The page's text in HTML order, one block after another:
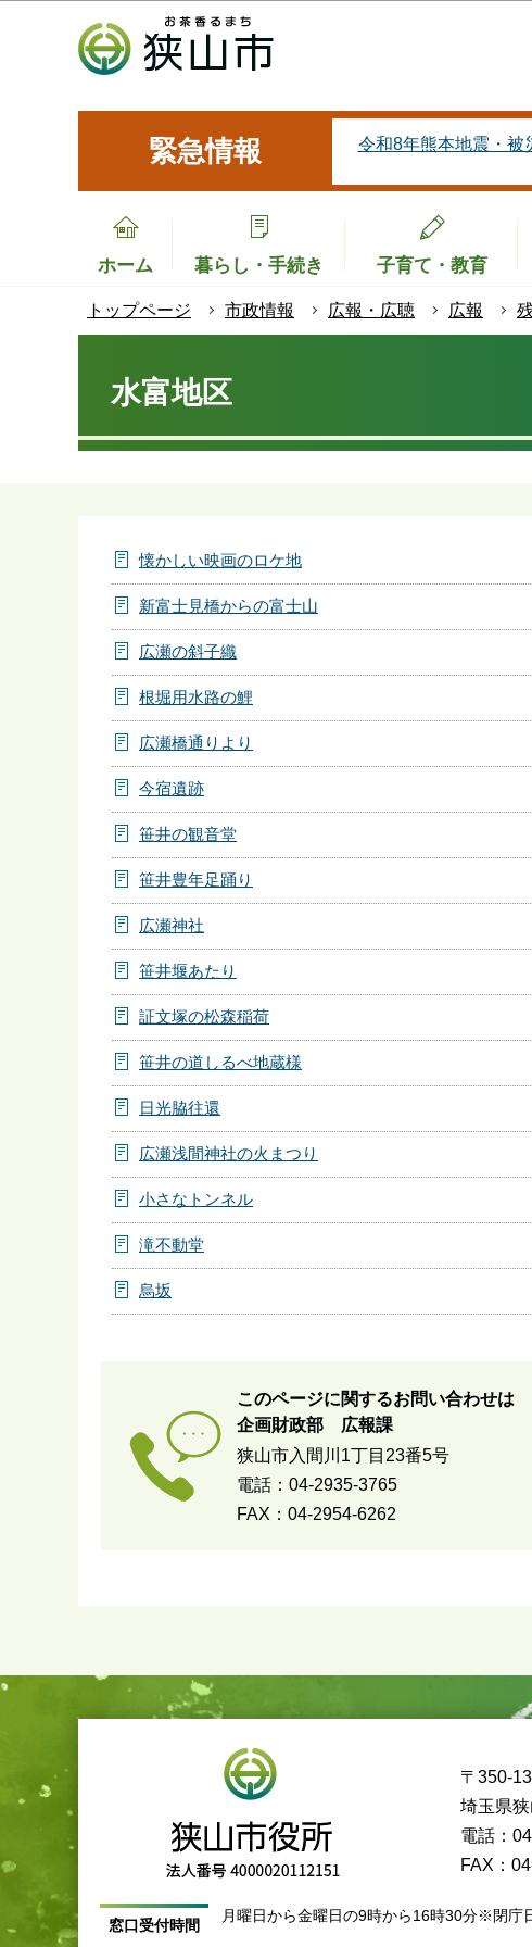
緊急情報 令和8年熊本地震・被
ホーム 暮らし・手続き 子育て・教育
トップページ 市政情報 広報・広聴 広報
水富地区
懐かしい映画のロケ地
新富士見橋からの富士山
広瀬の斜子織
根堀用水路の鯉
広瀬橋通りより
今宿遺跡
笹井の観音堂
笹井豊年足踊り
広瀬神社
笹井堰あたり
証文塚の松森稲荷
笹井の道しるべ地蔵様
日光脇往還
広瀬浅間神社の火まつり
小さなトンネル
滝不動堂
烏坂
このページに関するお問い合わせは
企画財政部 広報課
狭山市入間川1丁目23番5号
電話：04-2935-3765
FAX：04-2954-6262
〒350-
埼玉県
電話：
FAX：
窓口受付時間
月曜日から金曜日の9時から16時30分※閉庁